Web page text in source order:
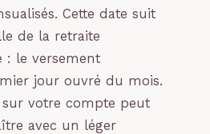
Cette date suit
de la retraite
: le versement
jour ouvré du mois.
votre compte peut
avec un léger